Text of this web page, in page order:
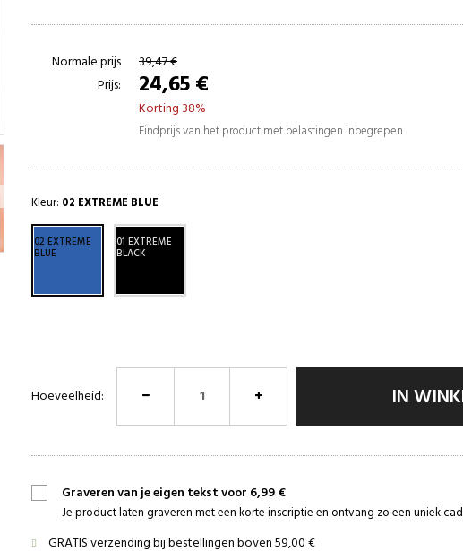
Normale prijs
39,47 €
Prijs:
24,65 €
Korting 38%
Eindprijs van het product met belastingen inbegrepen
Kleur: 02 EXTREME BLUE
02 EXTREME
BLUE
01 EXTREME
BLACK
Hoeveelheid: IN
Graveren van je eigen tekst voor 6,99 €
Je product laten graveren met een korte inscriptie en ontvang zo een uniek
GRATIS verzending bij bestellingen boven 59,00 €